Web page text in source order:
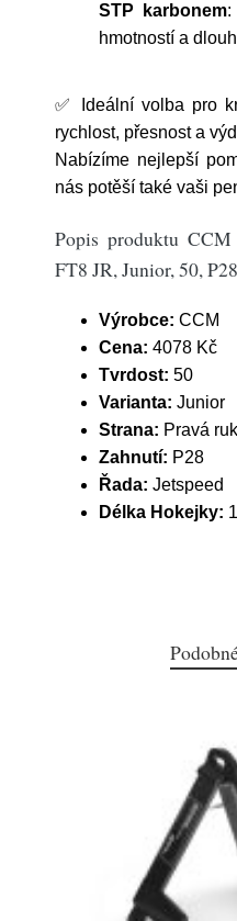
STP karbonem:
hmotností a
✅ Ideální volba pro
rychlost, přesnost a
Nabízíme nejlepší
nás potěší také vaši
Popis produktu
FT8 JR, Junior, 50,
Výrobce: CCM
Cena: 4078 Kč
Tvrdost: 50
Varianta: Junior
Strana: Pravá
Zahnutí: P28
Řada: Jetspeed
Délka Hokejky: